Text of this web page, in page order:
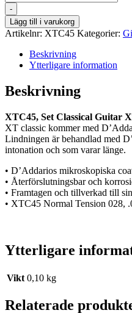
-
Lägg till i varukorg
Artikelnr: XTC45 Kategorier:
Beskrivning
Ytterligare information
Beskrivning
XTC45, Set Classical Guitar
XT classic kommer med
Lindningen är behandlad med
intonation och som varar länge.
• D’Addarios mikroskopiska
• Återförslutningsbar och
• Framtagen och tillverkad till
• XTC45 Normal Tension 028,
Ytterligare
Vikt 0,10 kg
Relaterade